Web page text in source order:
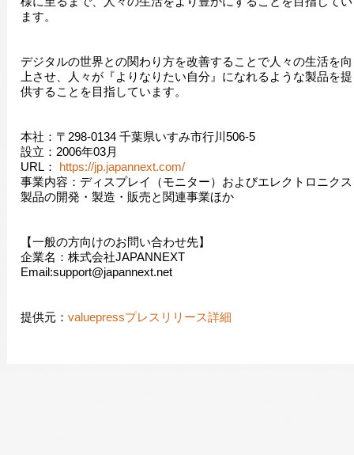
ます。
デジタルの世界との関わり方を改善することで人々の生活を向
上させ、人々が『よりなりたい自分』になれるような製品を提
供することを目指しています。
本社：〒298-0134 千葉県いすみ市行川506-5
設立：2006年03月
URL： https://jp.japannext.com/
事業内容：ディスプレイ（モニター）およびエレクトロニクス
製品の開発・製造・販売と関連事業ほか
【一般の方向けのお問い合わせ先】
企業名：株式会社JAPANNEXT
Email:support@japannext.net
提供元： valuepressプレスリリース詳細